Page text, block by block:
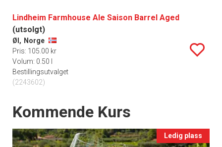
Lindheim Farmhouse Ale Saison Barrel Aged
(utsolgt)
Øl, Norge
Pris: 105.00 kr
Volum: 0.50 l
Bestillingsutvalget
(2243602)
Events
Kommende Kurs
Ledig plass